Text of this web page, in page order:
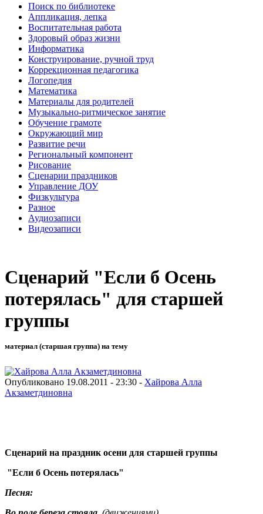
Поиск по библиотеке
Аппликация, лепка
Воспитательная работа
Здоровый образ жизни
Информатика
Конструирование, ручной труд
Коррекционная педагогика
Логопедия
Математика
Материалы для родителей
Музыкально-ритмическое занятие
Обучение грамоте
Окружающий мир
Развитие речи
Региональный компонент
Рисование
Сценарии праздников
Управление ДОУ
Физкультура
Разное
Аудиозаписи
Видеозаписи
Сценарий "Если б Осень
потерялась" для старшей
группы
материал (старшая группа) на тему
Опубликовано 19.08.2011 - 23:30 - Хайрова Алла
Акзаметдиновна
Сценарий на праздник осени для старшей группы
"Если б Осень потерялась"
Песня: